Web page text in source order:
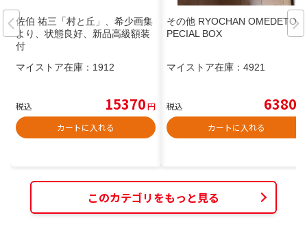
佐伯 祐三「村と丘」、希少画集
より、状態良好、新品高級額装
付
マイストア在庫： 1912
税込 15370円
カートに入れる
その他 RYOCHAN OMEDETO S
PECIAL BOX
マイストア在庫： 4921
税込 6380
カートに入れる
このカテゴリをもっと見る